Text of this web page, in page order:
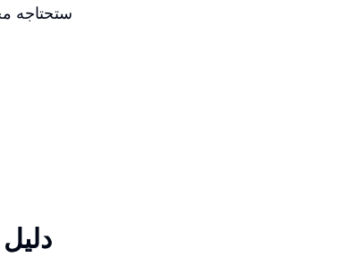
ستحتاجه